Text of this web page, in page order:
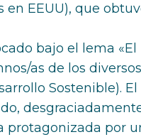
EEUU), que
bajo el lema
as de los
Sostenible).
protagonizada por